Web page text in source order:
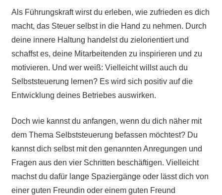
Als Führungskraft wirst du erleben, wie zufrieden es dich
macht, das Steuer selbst in die Hand zu nehmen. Durch
deine innere Haltung handelst du zielorientiert und
schaffst es, deine Mitarbeitenden zu inspirieren und zu
motivieren. Und wer weiß: Vielleicht willst auch du
Selbststeuerung lernen? Es wird sich positiv auf die
Entwicklung deines Betriebes auswirken.
Doch wie kannst du anfangen, wenn du dich näher mit
dem Thema Selbststeuerung befassen möchtest? Du
kannst dich selbst mit den genannten Anregungen und
Fragen aus den vier Schritten beschäftigen. Vielleicht
machst du dafür lange Spaziergänge oder lässt dich von
einer guten Freundin oder einem guten Freund